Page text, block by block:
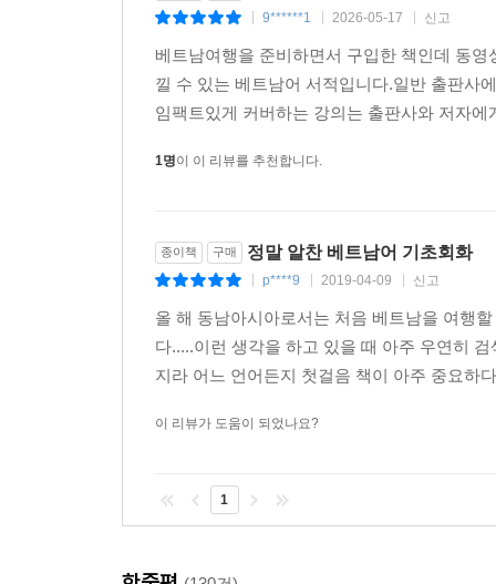
9******1 2026-05-17 신고
베트남여행을 준비하면서 구입한 책인데 동
낄 수 있는 베트남어 서적입니다.일반 출판사
임팩트있게 커버하는 강의는 출판사와 저자
1명이 이 리뷰를 추천합니다.
종이책 구매 정말 알찬 베트남어 기초회화
p****9 2019-04-09 신고
올 해 동남아시아로서는 처음 베트남을 여행
다.....이런 생각을 하고 있을 때 아주 우연히
지라 어느 언어든지 첫걸음 책이 아주 중요하
이 리뷰가 도움이 되었나요?
1